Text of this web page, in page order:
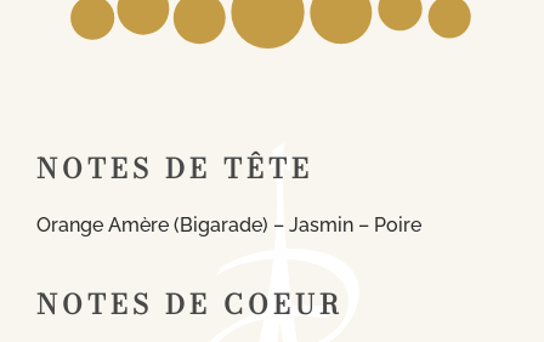
NOTES DE TÊTE
Orange Amère (Bigarade) – Jasmin – Poire
NOTES DE COEUR